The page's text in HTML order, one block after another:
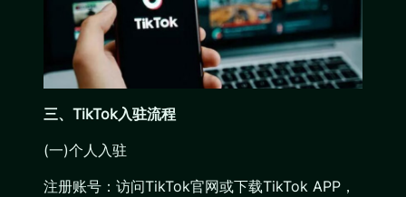
三、TikTok入驻流程
(一)个人入驻
注册账号：访问TikTok官网或下载TikTok APP，